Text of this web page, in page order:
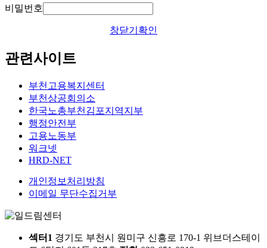
비밀번호
창닫기 확인
관련사이트
부천고용복지센터
부천상공회의소
한국노총부천김포지역지부
행정안전부
고용노동부
워크넷
HRD-NET
개인정보처리방침
이메일 무단수집거부
섹터1 경기도 부천시 원미구 신흥로 170-1 위브더스테이